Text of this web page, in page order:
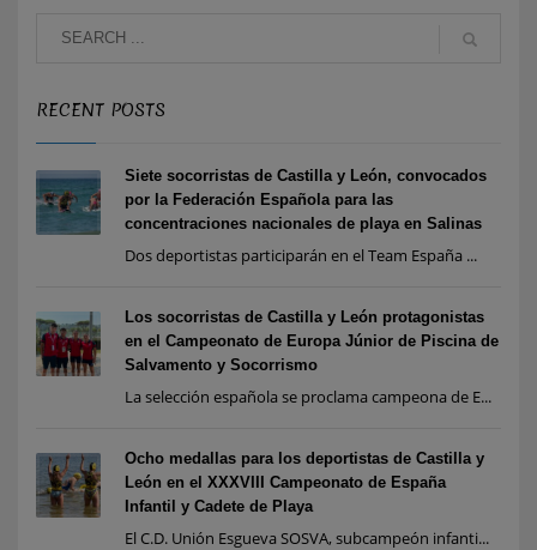
RECENT POSTS
Siete socorristas de Castilla y León, convocados
por la Federación Española para las
concentraciones nacionales de playa en Salinas
Dos deportistas participarán en el Team España ...
Los socorristas de Castilla y León protagonistas
en el Campeonato de Europa Júnior de Piscina de
Salvamento y Socorrismo
La selección española se proclama campeona de E...
Ocho medallas para los deportistas de Castilla y
León en el XXXVIII Campeonato de España
Infantil y Cadete de Playa
El C.D. Unión Esgueva SOSVA, subcampeón infanti...